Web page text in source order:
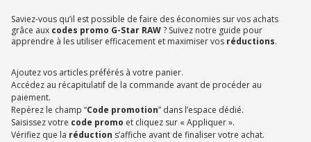
Saviez-vous qu’il est possible de faire des économies sur vos achats
grâce aux codes promo G-Star RAW? Suivez notre guide pour
apprendre à les utiliser efficacement et maximiser vos réductions.
Ajoutez vos articles préférés à votre panier.
Accédez au récapitulatif de la commande avant de procéder au
paiement.
Repérez le champ “Code promotion” dans l’espace dédié.
Saisissez votre code promo et cliquez sur « Appliquer ».
Vérifiez que la réduction s’affiche avant de finaliser votre achat.